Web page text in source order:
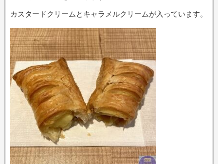
カスタードクリームとキャラメルクリームが入っています。